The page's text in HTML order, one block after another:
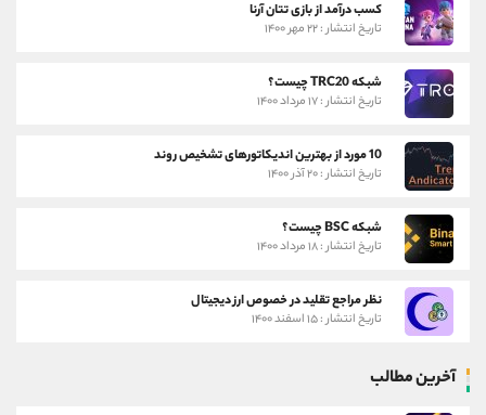
کسب درآمد از بازی تتان آرنا
تاریخ انتشار : ۲۲ مهر ۱۴۰۰
شبکه TRC20 چیست؟
تاریخ انتشار : ۱۷ مرداد ۱۴۰۰
10 مورد از بهترین اندیکاتورهای تشخیص روند
تاریخ انتشار : ۲۰ آذر ۱۴۰۰
شبکه BSC چیست؟
تاریخ انتشار : ۱۸ مرداد ۱۴۰۰
نظر مراجع تقلید در خصوص ارز دیجیتال
تاریخ انتشار : ۱۵ اسفند ۱۴۰۰
آخرین مطالب